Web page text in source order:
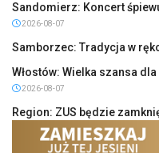
Sandomierz: Koncert
2026-08-07
Samborzec: Tradycja w
Włostów: Wielka szansa
2026-08-07
Region: ZUS będzie